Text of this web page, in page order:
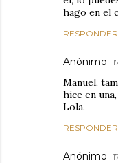
hago en el
RESPONDER
Anónimo
Manuel,
hice en
Lola.
RESPONDER
Anónimo